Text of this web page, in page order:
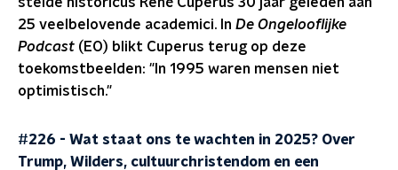
25 veelbelovende academici. In De Ongelooflijke
Podcast (EO) blikt Cuperus terug op deze
toekomstbeelden: "In 1995 waren mensen niet
optimistisch."
#226 - Wat staat ons te wachten in 2025? Over
Trump, Wilders, cultuurchristendom en een